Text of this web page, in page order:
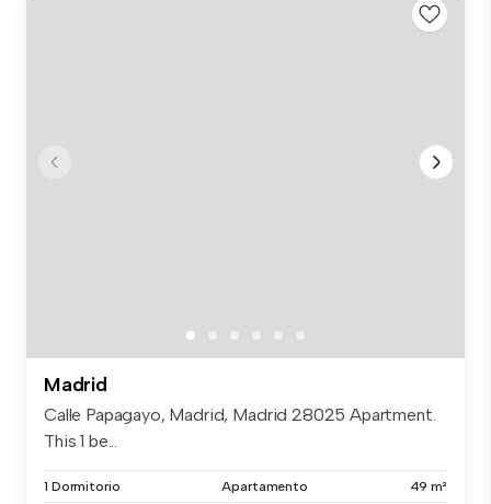
Madrid
Calle Papagayo, Madrid, Madrid 28025 Apartment.
This 1 be...
1 Dormitorio Apartamento 49 m²